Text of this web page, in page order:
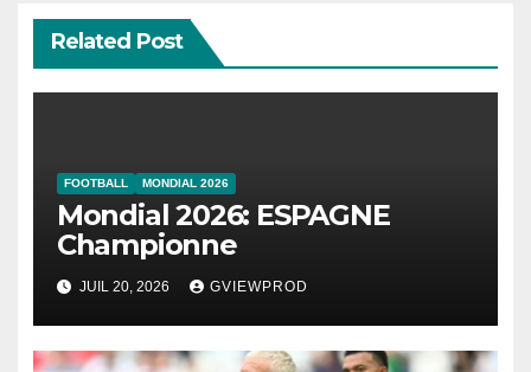
Related Post
FOOTBALL MONDIAL 2026
Mondial 2026: ESPAGNE
Championne
JUIL 20, 2026 GVIEWPROD